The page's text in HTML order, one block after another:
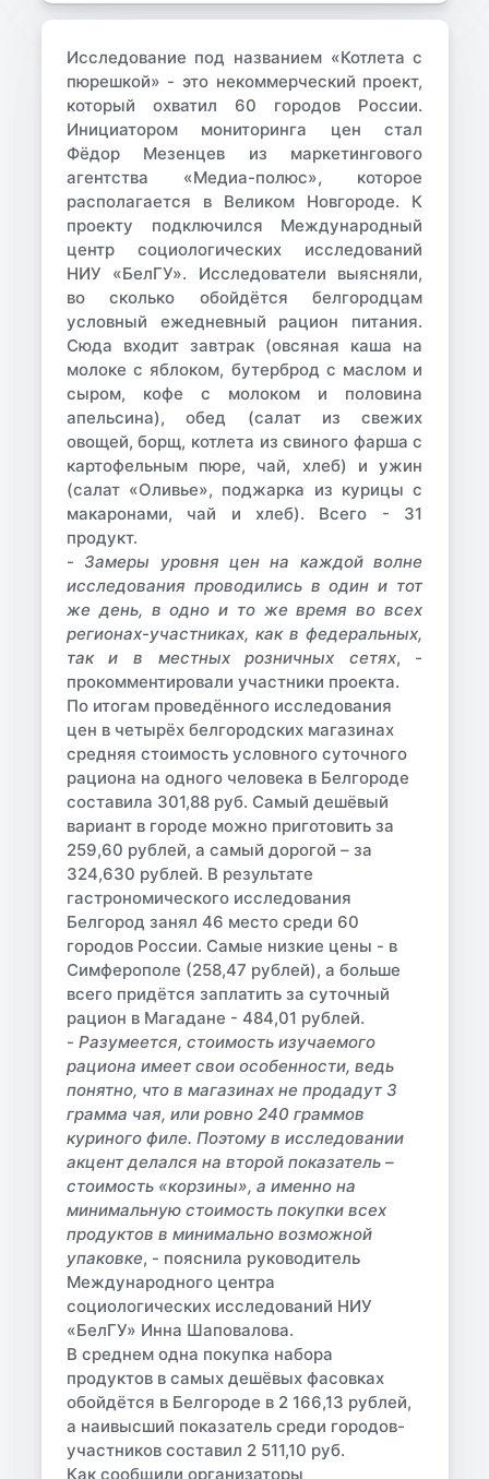
Исследование под названием «Котлета с
пюрешкой» - это некоммерческий проект,
который охватил 60 городов России.
Инициатором мониторинга цен стал
Фёдор Мезенцев из маркетингового
агентства «Медиа-полюс», которое
располагается в Великом Новгороде. К
проекту подключился Международный
центр социологических исследований
НИУ «БелГУ». Исследователи выясняли,
во сколько обойдётся белгородцам
условный ежедневный рацион питания.
Сюда входит завтрак (овсяная каша на
молоке с яблоком, бутерброд с маслом и
сыром, кофе с молоком и половина
апельсина), обед (салат из свежих
овощей, борщ, котлета из свиного фарша с
картофельным пюре, чай, хлеб) и ужин
(салат «Оливье», поджарка из курицы с
макаронами, чай и хлеб). Всего - 31
продукт.
- Замеры уровня цен на каждой волне
исследования проводились в один и тот
же день, в одно и то же время во всех
регионах-участниках, как в федеральных,
так и в местных розничных сетях, -
прокомментировали участники проекта.
По итогам проведённого исследования
цен в четырёх белгородских магазинах
средняя стоимость условного суточного
рациона на одного человека в Белгороде
составила 301,88 руб. Самый дешёвый
вариант в городе можно приготовить за
259,60 рублей, а самый дорогой – за
324,630 рублей. В результате
гастрономического исследования
Белгород занял 46 место среди 60
городов России. Самые низкие цены - в
Симферополе (258,47 рублей), а больше
всего придётся заплатить за суточный
рацион в Магадане - 484,01 рублей.
- Разумеется, стоимость изучаемого
рациона имеет свои особенности, ведь
понятно, что в магазинах не продадут 3
грамма чая, или ровно 240 граммов
куриного филе. Поэтому в исследовании
акцент делался на второй показатель –
стоимость «корзины», а именно на
минимальную стоимость покупки всех
продуктов в минимально возможной
упаковке, - пояснила руководитель
Международного центра
социологических исследований НИУ
«БелГУ» Инна Шаповалова.
В среднем одна покупка набора
продуктов в самых дешёвых фасовках
обойдётся в Белгороде в 2 166,13 рублей,
а наивысший показатель среди городов-
участников составил 2 511,10 руб.
Как сообщили организаторы